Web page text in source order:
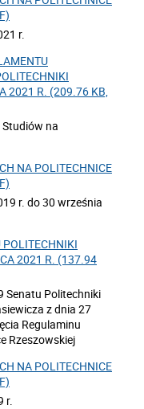
r.
2021 R. (209.76 KB,
na
NA POLITECHNICE
r. do 30 września
2021 R. (137.94
Senatu Politechniki
z dnia 27
Regulaminu
Rzeszowskiej
NA POLITECHNICE
r.